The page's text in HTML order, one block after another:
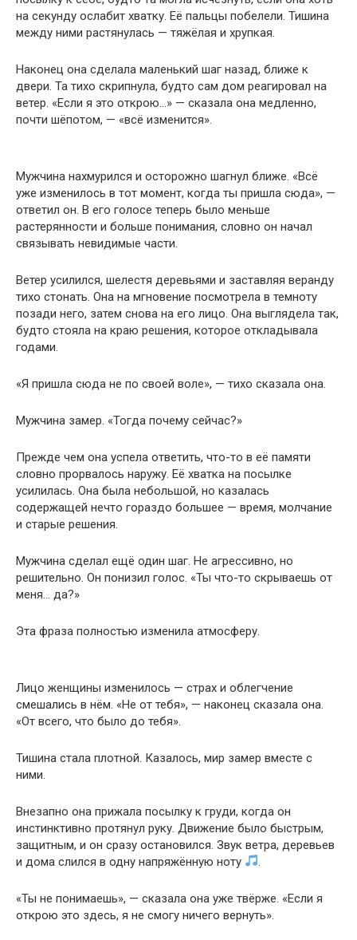
на секунду ослабит хватку. Её пальцы побелели. Тишина
между ними растянулась — тяжёлая и хрупкая.
Наконец она сделала маленький шаг назад, ближе к
двери. Та тихо скрипнула, будто сам дом реагировал на
ветер. «Если я это открою…» — сказала она медленно,
почти шёпотом, — «всё изменится».
Мужчина нахмурился и осторожно шагнул ближе. «Всё
уже изменилось в тот момент, когда ты пришла сюда», —
ответил он. В его голосе теперь было меньше
растерянности и больше понимания, словно он начал
связывать невидимые части.
Ветер усилился, шелестя деревьями и заставляя веранду
тихо стонать. Она на мгновение посмотрела в темноту
позади него, затем снова на его лицо. Она выглядела так,
будто стояла на краю решения, которое откладывала
годами.
«Я пришла сюда не по своей воле», — тихо сказала она.
Мужчина замер. «Тогда почему сейчас?»
Прежде чем она успела ответить, что-то в её памяти
словно прорвалось наружу. Её хватка на посылке
усилилась. Она была небольшой, но казалась
содержащей нечто гораздо большее — время, молчание
и старые решения.
Мужчина сделал ещё один шаг. Не агрессивно, но
решительно. Он понизил голос. «Ты что-то скрываешь от
меня… да?»
Эта фраза полностью изменила атмосферу.
Лицо женщины изменилось — страх и облегчение
смешались в нём. «Не от тебя», — наконец сказала она.
«От всего, что было до тебя».
Тишина стала плотной. Казалось, мир замер вместе с
ними.
Внезапно она прижала посылку к груди, когда он
инстинктивно протянул руку. Движение было быстрым,
защитным, и он сразу остановился. Звук ветра, деревьев
и дома слился в одну напряжённую ноту
«Ты не понимаешь», — сказала она уже твёрже. «Если я
открою это здесь, я не смогу ничего вернуть».